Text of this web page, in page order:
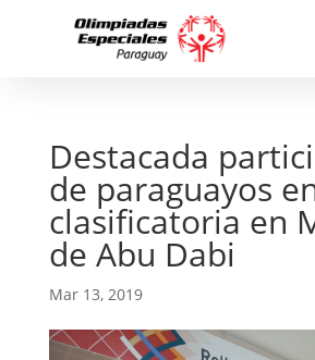
Destacada
de paraguayos
clasificatoria en
de Abu Dabi
Mar 13, 2019